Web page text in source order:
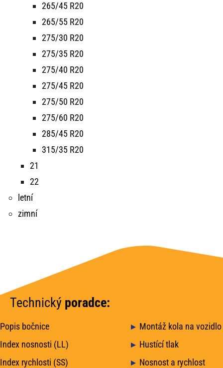
265/45 R20
265/55 R20
275/30 R20
275/35 R20
275/40 R20
275/45 R20
275/50 R20
275/60 R20
285/45 R20
315/35 R20
21
22
letní
zimní
Technický poradce:
Popis bočnice
Montáž kola na vozidlo
Index nosnosti (LL)
Hustící tlak
Index rychlosti (SS)
Nosnost a rychlost